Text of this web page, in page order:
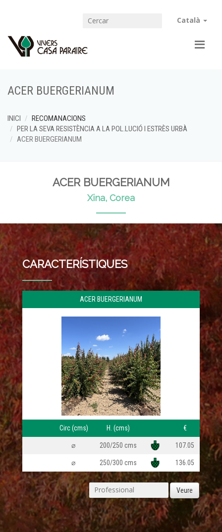
Català
ACER BUERGERIANUM
INICI
RECOMANACIONS
PER LA SEVA RESISTÈNCIA A LA POL.LUCIÓ I ESTRÈS URBÀ
ACER BUERGERIANUM
ACER BUERGERIANUM
Xina, Corea
CARACTERÍSTIQUES
ACER BUERGERIANUM
ZR:6a
Circ (cms) H. (cms) €
⌀ 200/250 cms 107.05
⌀ 250/300 cms 136.05
Veure